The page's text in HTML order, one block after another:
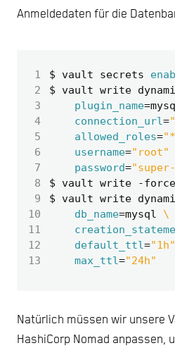
Anmeldedaten für die
1 $ vault secrets
2
$ vault write
3
plugin_name=
4
connection_url=
5
allowed_roles=
6
username="root"
7
password=
8
9
$ vault write
10
db_name=mysql
11
12
default_ttl="1h"
13
max_ttl="24h"
Natürlich müssen wir unsere
HashiCorp Nomad anpassen,